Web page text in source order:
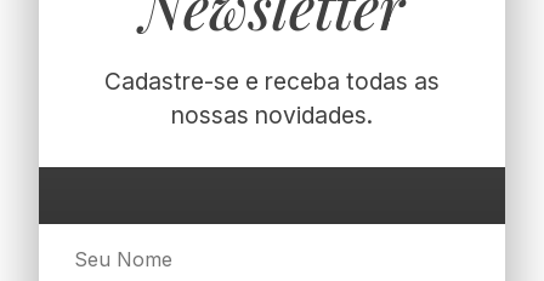
Cadastre-se e receba todas as
nossas novidades.